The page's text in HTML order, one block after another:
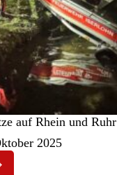
auf Rhein und Ruhr
2025